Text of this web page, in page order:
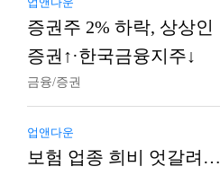
증권주 2% 하락, 상상인
증권↑·한국금융지주↓
금융/증권
업앤다운
보험 업종 희비 엇갈려…